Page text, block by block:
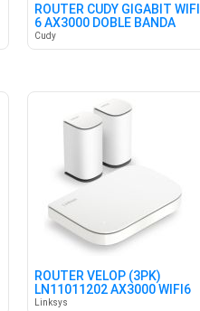
ROUTER CUDY GIGABIT WIFI
6 AX3000 DOBLE BANDA
Cudy
ROUTER VELOP (3PK)
LN11011202 AX3000 WIFI6
LINKSYS
Linksys